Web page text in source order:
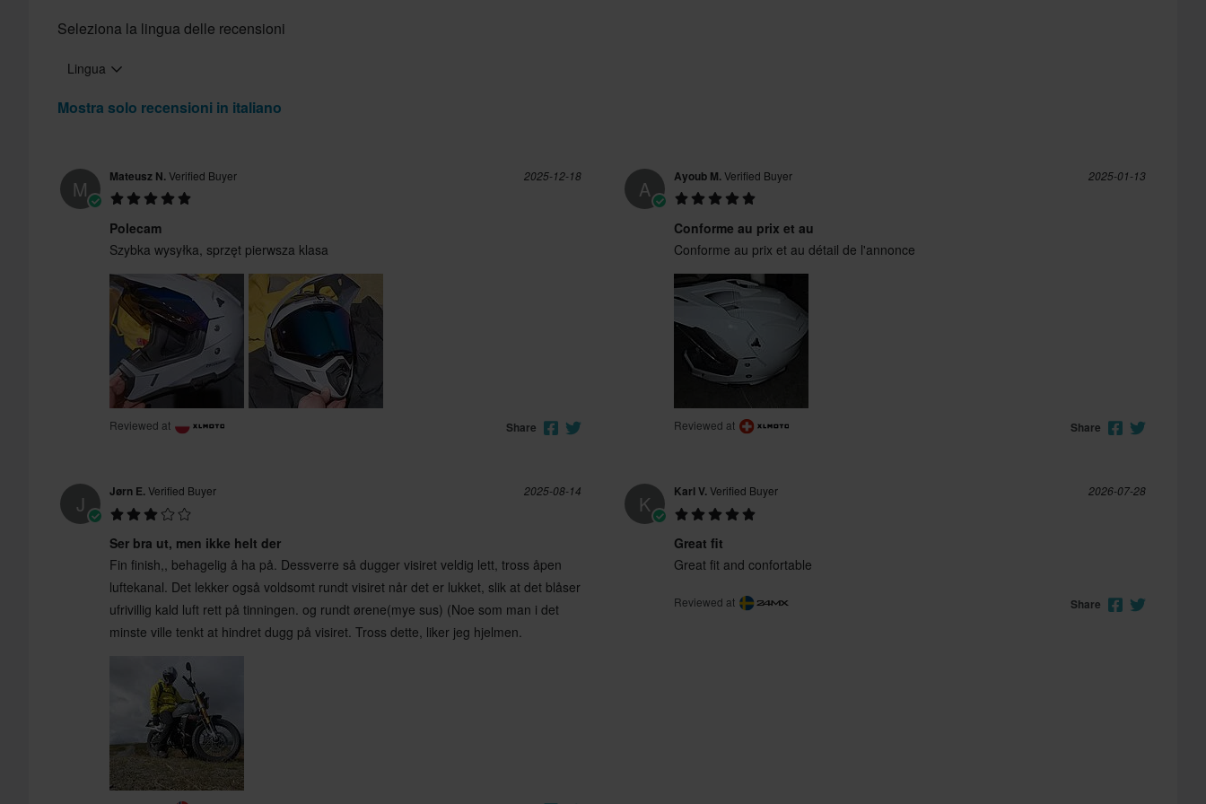
XLMOTO
molto dall forma e dalle dimensioni della montatura. Un cordiale saluto,
Ask a question
Seleziona la lingua delle recensioni
Lingua
Mostra solo recensioni in italiano
M Mateusz N.Verified Buyer 2025-12-18
Polecam
Szybka wysyłka, sprzęt pierwsza klasa
Reviewed at Share
A Ayoub M.Verified Buyer 2025-01-13
Conforme au prix et au
Conforme au prix et au détail de l'annonce
Reviewed at Share
J Jørn E.Verified Buyer 2025-08-14
Ser bra ut, men ikke helt der
Fin finish,, behagelig å ha på. Dessverre så dugger visiret veldig lett, tross åpen
luftekanal. Det lekker også voldsomt rundt visiret når det er lukket, slik at det blåser
ufrivillig kald luft rett på tinningen. og rundt ørene(mye sus) (Noe som man i det
minste ville tenkt at hindret dugg på visiret. Tross dette, liker jeg hjelmen.
K Karl V.Verified Buyer 2026-07-28
Great fit
Great fit and confortable
Reviewed at Share